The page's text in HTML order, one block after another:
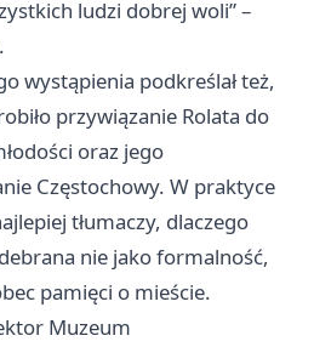
ludzi dobrej woli” –
wystąpienia podkreślał też,
przywiązanie Rolata do
oraz jego
Częstochowy. W praktyce
tłumaczy, dlaczego
nie jako formalność,
pamięci o mieście.
Muzeum